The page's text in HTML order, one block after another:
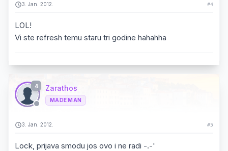
3. Jan. 2012. #4
LOL!
Vi ste refresh temu staru tri godine hahahha
4 Zarathos
MADE MAN
3. Jan. 2012. #5
Lock, prijava smodu jos ovo i ne radi -.-'